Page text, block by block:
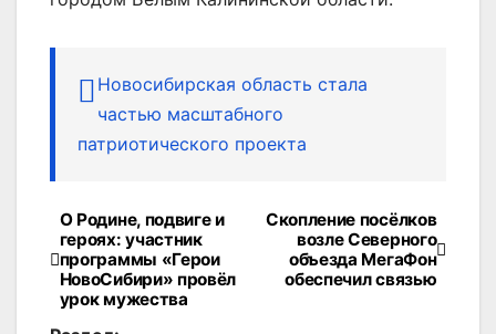
Новосибирская область стала
частью масштабного
патриотического проекта
Навигация
по
записям
Скопление посёлков
возле Северного
объезда МегаФон
обеспечил связью
О Родине, подвиге и
героях: участник
программы «Герои
НовоСибири» провёл
урок мужества